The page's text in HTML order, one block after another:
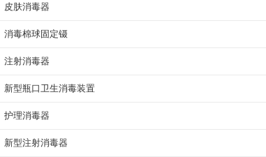
皮肤消毒器
消毒棉球固定镊
注射消毒器
新型瓶口卫生消毒装置
护理消毒器
新型注射消毒器